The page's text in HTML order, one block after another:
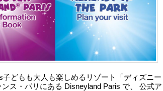
子どもも大人も楽しめるリゾート「ディズニー
ス・パリにある Disneyland Paris で、 公式ア